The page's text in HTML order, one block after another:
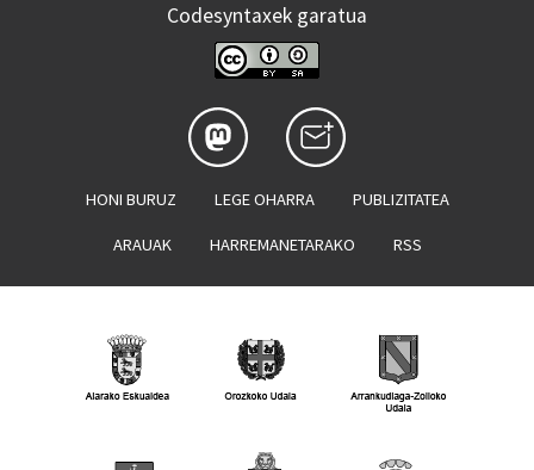
Codesyntaxek garatua
HONI BURUZ LEGE OHARRA PUBLIZITATEA
ARAUAK HARREMANETARAKO RSS